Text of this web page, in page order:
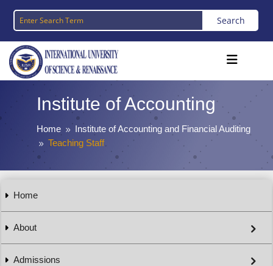
Institute of Accounting
Home 9 Institute of Accounting and Financial Auditing
9 Teaching Staff
Home
About
Admissions